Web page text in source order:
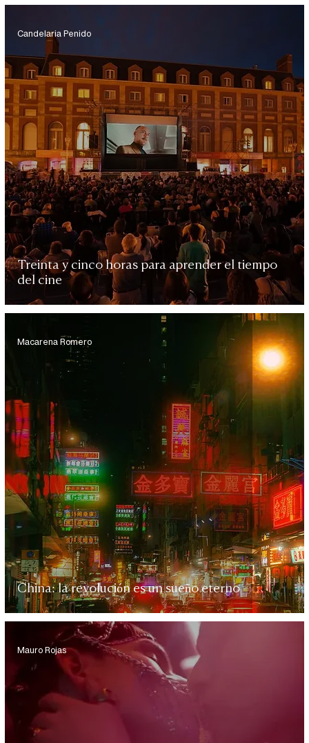
Treinta y cinco horas para aprender el tiempo
del cine
Candelaria Penido
China: la revolución es un sueño eterno
Macarena Romero
Mauro Rojas